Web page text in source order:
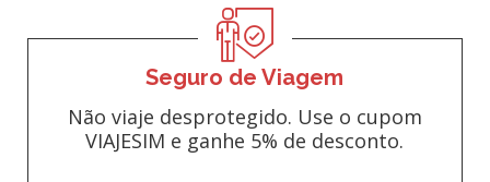
Seguro de Viagem
Não viaje desprotegido. Use o cupom
VIAJESIM e ganhe 5% de desconto.